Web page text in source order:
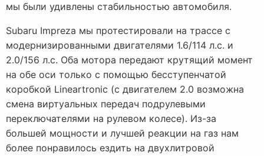
мы были удивлены стабильностью автомобиля.
Subaru Impreza мы протестировали на трассе с
модернизированными двигателями 1.6/114 л.с. и
2.0/156 л.с. Оба мотора передают крутящий момент
на обе оси только с помощью бесступенчатой
коробкой Lineartronic (с двигателем 2.0 возможна
смена виртуальных передач подрулевыми
переключателями на рулевом колесе). Из-за
большей мощности и лучшей реакции на газ нам
более понравилось ездить на двухлитровой